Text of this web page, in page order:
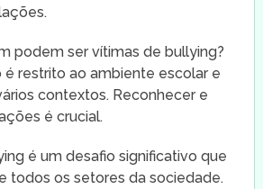
podem ser vítimas de bullying?
é restrito ao ambiente escolar e
contextos. Reconhecer e
é crucial.
é um desafio significativo que
todos os setores da sociedade.